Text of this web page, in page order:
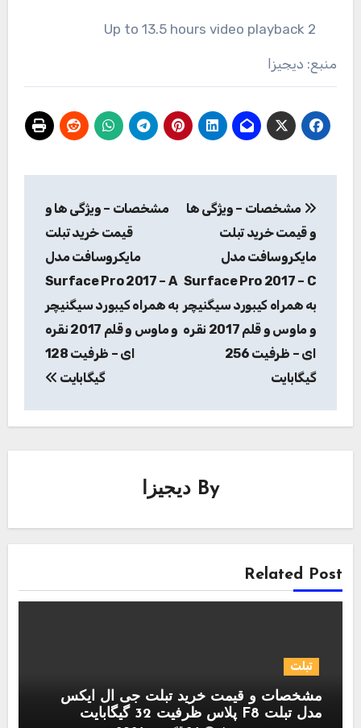
Up to 13.5 hours video playback 2
منبع: دیجیزا
نوشته
مشخصات – ویژگی ها
و قیمت خرید تبلت
مایکروسافت مدل
Surface Pro 2017 – C
به همراه کیبورد سیگنیچر
و ماوس و قلم 2017 نقره
ای – ظرفیت 256
گیگابایت
مشخصات – ویژگی ها و
قیمت خرید تبلت
مایکروسافت مدل
Surface Pro 2017 – A
به همراه کیبورد سیگنیچر
و ماوس و قلم 2017 نقره
ای – ظرفیت 128
گیگابایت
By دیجیزا
Related Post
تبلت
مشخصات و قیمت خرید تبلت جی ال ایکس
مدل تبلت F8 پلاس ظرفیت 32 گیگابایت